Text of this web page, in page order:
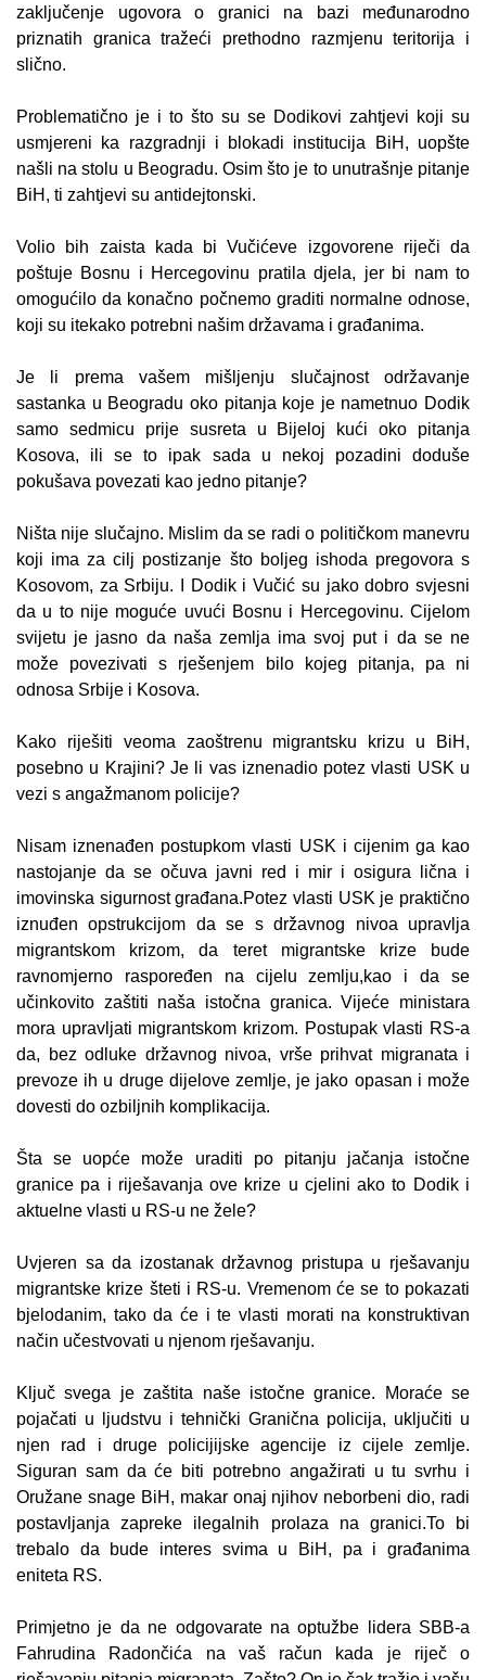
zaključenje ugovora o granici na bazi međunarodno
priznatih granica tražeći prethodno razmjenu teritorija i
slično.
Problematično je i to što su se Dodikovi zahtjevi koji su
usmjereni ka razgradnji i blokadi institucija BiH, uopšte
našli na stolu u Beogradu. Osim što je to unutrašnje pitanje
BiH, ti zahtjevi su antidejtonski.
Volio bih zaista kada bi Vučićeve izgovorene riječi da
poštuje Bosnu i Hercegovinu pratila djela, jer bi nam to
omogućilo da konačno počnemo graditi normalne odnose,
koji su itekako potrebni našim državama i građanima.
Je li prema vašem mišljenju slučajnost održavanje
sastanka u Beogradu oko pitanja koje je nametnuo Dodik
samo sedmicu prije susreta u Bijeloj kući oko pitanja
Kosova, ili se to ipak sada u nekoj pozadini doduše
pokušava povezati kao jedno pitanje?
Ništa nije slučajno. Mislim da se radi o političkom manevru
koji ima za cilj postizanje što boljeg ishoda pregovora s
Kosovom, za Srbiju. I Dodik i Vučić su jako dobro svjesni
da u to nije moguće uvući Bosnu i Hercegovinu. Cijelom
svijetu je jasno da naša zemlja ima svoj put i da se ne
može povezivati s rješenjem bilo kojeg pitanja, pa ni
odnosa Srbije i Kosova.
Kako riješiti veoma zaoštrenu migrantsku krizu u BiH,
posebno u Krajini? Je li vas iznenadio potez vlasti USK u
vezi s angažmanom policije?
Nisam iznenađen postupkom vlasti USK i cijenim ga kao
nastojanje da se očuva javni red i mir i osigura lična i
imovinska sigurnost građana.Potez vlasti USK je praktično
iznuđen opstrukcijom da se s državnog nivoa upravlja
migrantskom krizom, da teret migrantske krize bude
ravnomjerno raspoređen na cijelu zemlju,kao i da se
učinkovito zaštiti naša istočna granica. Vijeće ministara
mora upravljati migrantskom krizom. Postupak vlasti RS-a
da, bez odluke državnog nivoa, vrše prihvat migranata i
prevoze ih u druge dijelove zemlje, je jako opasan i može
dovesti do ozbiljnih komplikacija.
Šta se uopće može uraditi po pitanju jačanja istočne
granice pa i riješavanja ove krize u cjelini ako to Dodik i
aktuelne vlasti u RS-u ne žele?
Uvjeren sa da izostanak državnog pristupa u rješavanju
migrantske krize šteti i RS-u. Vremenom će se to pokazati
bjelodanim, tako da će i te vlasti morati na konstruktivan
način učestvovati u njenom rješavanju.
Ključ svega je zaštita naše istočne granice. Moraće se
pojačati u ljudstvu i tehnički Granična policija, uključiti u
njen rad i druge policijijske agencije iz cijele zemlje.
Siguran sam da će biti potrebno angažirati u tu svrhu i
Oružane snage BiH, makar onaj njihov neborbeni dio, radi
postavljanja zapreke ilegalnih prolaza na granici.To bi
trebalo da bude interes svima u BiH, pa i građanima
eniteta RS.
Primjetno je da ne odgovarate na optužbe lidera SBB-a
Fahrudina Radončića na vaš račun kada je riječ o